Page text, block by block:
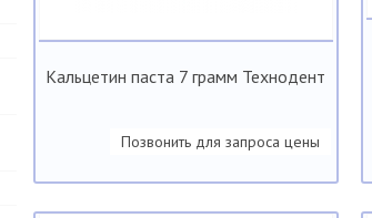
Кальцетин паста 7 грамм Технодент
Позвонить для запроса цены